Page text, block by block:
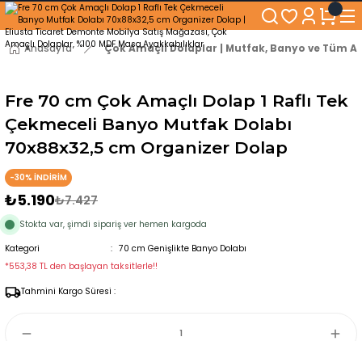
250₺ ve Üzeri Alışverişlerinizde KARGO BEDAVA!
5'er cm Aralıklarla 35 cm'den 100 cm'e kadar Genişliğe Sahip Dolaplar
% 100 Mdf Tekerlekli Masa ile Uzun Ömürlü ve Kolay Kullanım Konforu
Kaliteli hizmet, güvenli alışveriş ve satış sonrası destek
Anasayfa Çok Amaçlı Dolaplar | Mutfak, Banyo ve Tüm
Fre 70 cm Çok Amaçlı Dolap 1 Raflı Tek
Çekmeceli Banyo Mutfak Dolabı
70x88x32,5 cm Organizer Dolap
-30% İNDİRİM
₺5.190₺7.427
Stokta var, şimdi sipariş ver hemen kargoda
Kategori
70 cm Genişlikte Banyo Dolabı
*553,38 TL den başlayan taksitlerle!!
Tahmini Kargo Süresi :